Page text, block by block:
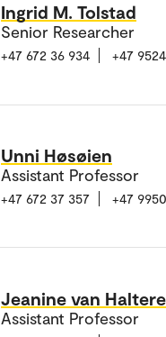
Ingrid M. Tolstad
Senior Researcher
+47 672 36 934 +47
Unni Høsøien
Assistant Professor
+47 672 37 357 +47
Jeanine van
Assistant Professor